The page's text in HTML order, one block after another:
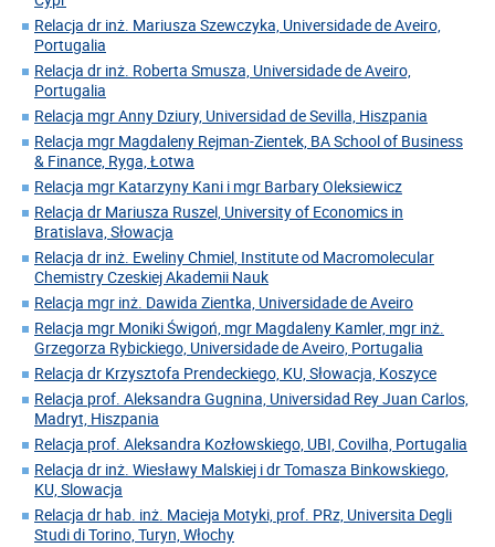
Relacja dr inż. Mariusza Szewczyka, Universidade de Aveiro,
Portugalia
Relacja dr inż. Roberta Smusza, Universidade de Aveiro,
Portugalia
Relacja mgr Anny Dziury, Universidad de Sevilla, Hiszpania
Relacja mgr Magdaleny Rejman-Zientek, BA School of Business
& Finance, Ryga, Łotwa
Relacja mgr Katarzyny Kani i mgr Barbary Oleksiewicz
Relacja dr Mariusza Ruszel, University of Economics in
Bratislava, Słowacja
Relacja dr inż. Eweliny Chmiel, Institute od Macromolecular
Chemistry Czeskiej Akademii Nauk
Relacja mgr inż. Dawida Zientka, Universidade de Aveiro
Relacja mgr Moniki Świgoń, mgr Magdaleny Kamler, mgr inż.
Grzegorza Rybickiego, Universidade de Aveiro, Portugalia
Relacja dr Krzysztofa Prendeckiego, KU, Słowacja, Koszyce
Relacja prof. Aleksandra Gugnina, Universidad Rey Juan Carlos,
Madryt, Hiszpania
Relacja prof. Aleksandra Kozłowskiego, UBI, Covilha, Portugalia
Relacja dr inż. Wiesławy Malskiej i dr Tomasza Binkowskiego,
KU, Slowacja
Relacja dr hab. inż. Macieja Motyki, prof. PRz, Universita Degli
Studi di Torino, Turyn, Włochy